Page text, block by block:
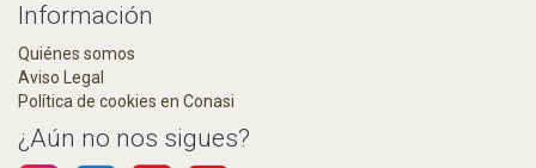
Información
Quiénes somos
Aviso Legal
Política de cookies en Conasi
¿Aún no nos sigues?